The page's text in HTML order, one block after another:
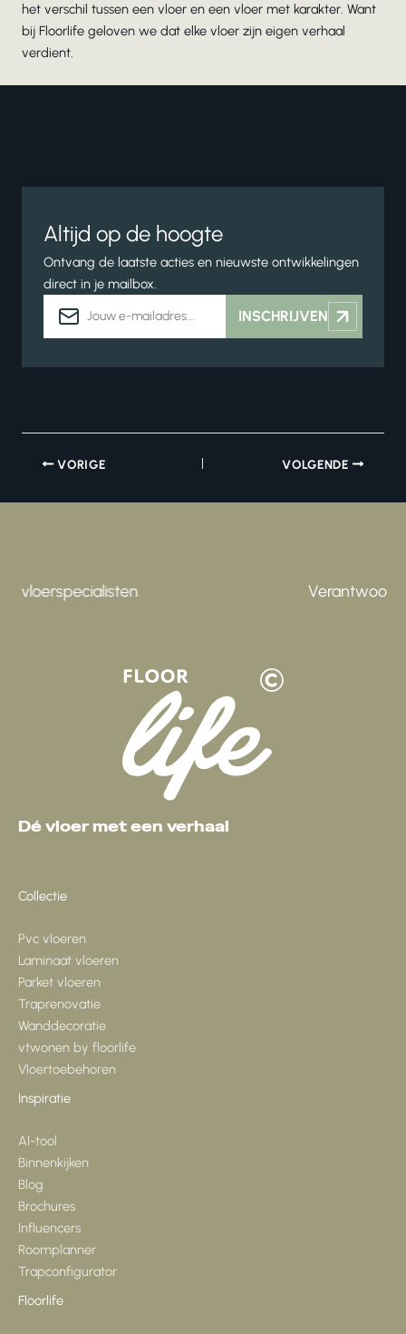
het verschil tussen een vloer en een vloer met karakter. Want
bij Floorlife geloven we dat elke vloer zijn eigen verhaal
verdient.
Altijd op de hoogte
Ontvang de laatste acties en nieuwste ontwikkelingen
direct in je mailbox.
mailadres
INSCHRIJVEN
VORIGE VOLGENDE
Verantwoord geproduceerd
Dé vloer met een verhaal
Collectie
Pvc vloeren
Laminaat vloeren
Parket vloeren
Traprenovatie
Wanddecoratie
vtwonen by floorlife
Vloertoebehoren
Inspiratie
AI-tool
Binnenkijken
Blog
Brochures
Influencers
Roomplanner
Trapconfigurator
Floorlife